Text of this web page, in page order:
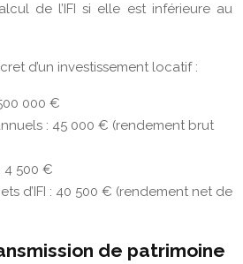
de l’IFI si elle est inférieure au
d’un investissement locatif :
000 €
: 45 000 € (rendement brut
4 500 €
d’IFI : 40 500 € (rendement net de
de patrimoine